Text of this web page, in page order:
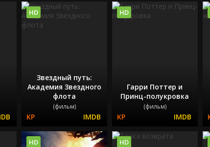
Звездный путь:
Академия Звездного
флота
(фильм)
HD
Гарри Поттер и
Принц-полукровка
(фильм)
HD
HD HD